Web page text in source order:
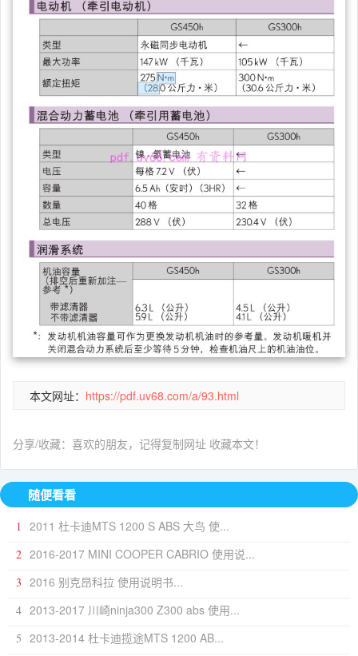
本文网址： https://pdf.uv68.com/a/93.html
分享/收藏：喜欢的朋友，记得复制网址 收藏本文！
随便看看
1 2011 杜卡迪MTS 1200 S ABS 大鸟 使...
2 2016-2017 MINI COOPER CABRIO 使用说...
3 2016 别克昂科拉 使用说明书...
4 2013-2017 川崎ninja300 Z300 abs 使用...
5 2013-2014 杜卡迪揽途MTS 1200 AB...